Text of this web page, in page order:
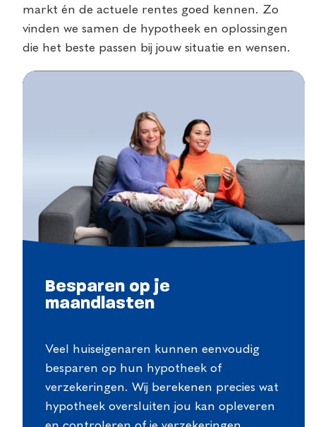
markt én de actuele rentes goed kennen. Zo
vinden we samen de hypotheek en oplossingen
die het beste passen bij jouw situatie en wensen.
Besparen op je
maandlasten
Veel huiseigenaren kunnen eenvoudig
besparen op hun hypotheek of
verzekeringen. Wij berekenen precies wat
hypotheek oversluiten jou kan opleveren